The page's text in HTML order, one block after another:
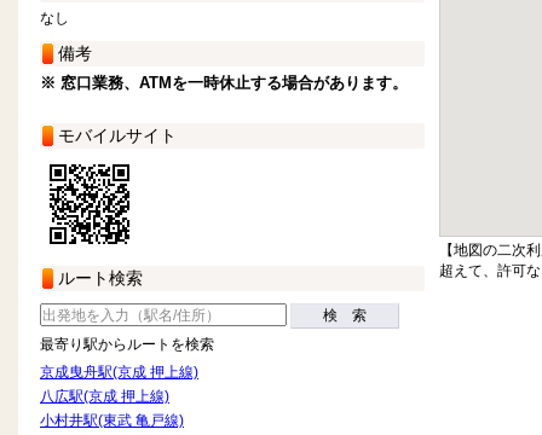
なし
備考
※ 窓口業務、ATMを一時休止する場合があります。
モバイルサイト
ルート検索
検 索
最寄り駅からルートを検索
京成曳舟駅(京成 押上線)
八広駅(京成 押上線)
小村井駅(東武 亀戸線)
【地図の二次
超えて、許可